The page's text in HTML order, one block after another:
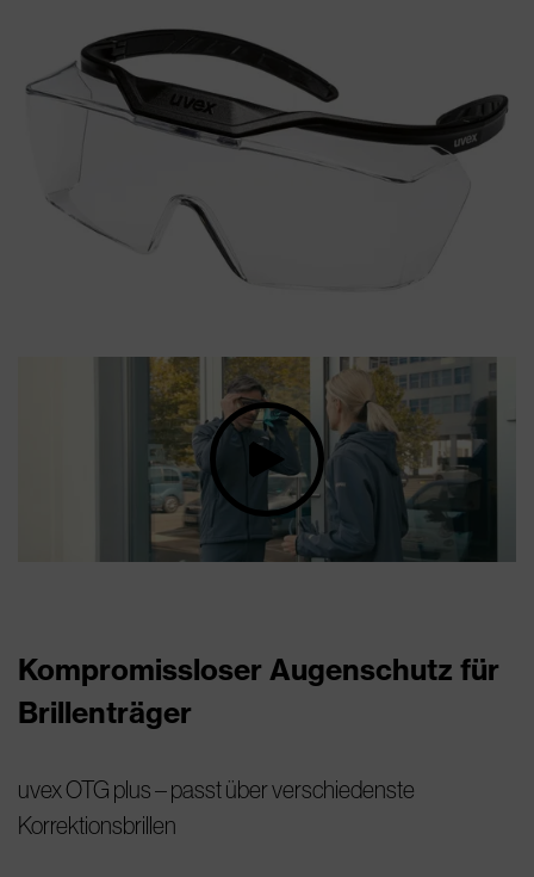
Kompromissloser Augenschutz für
Brillenträger
uvex OTG plus – passt über verschiedenste
Korrektionsbrillen